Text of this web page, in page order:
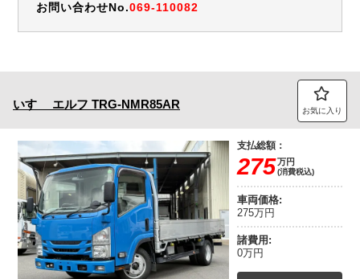
お問い合わせNo.069-110082
いすゞ エルフ TRG-NMR85AR お気に入り
支払総額：
275万円
(消費税込)
車両価格:
275万円
諸費用:
0万円